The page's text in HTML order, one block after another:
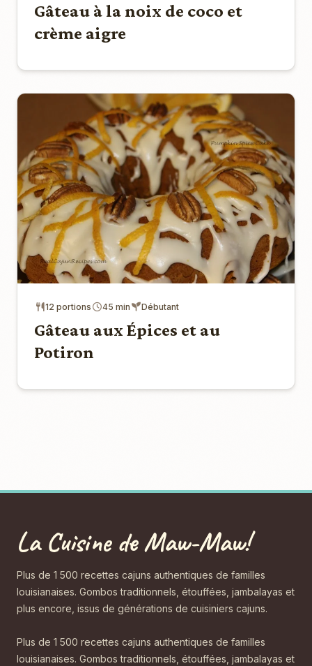
Gâteau à la noix de coco et
crème aigre
12 portions 45 min Débutant
Gâteau aux Épices et au
Potiron
La Cuisine de Maw-Maw!
Plus de 1 500 recettes cajuns authentiques de familles
louisianaises. Gombos traditionnels, étouffées, jambalayas et
plus encore, issus de générations de cuisiniers cajuns.
Plus de 1 500 recettes cajuns authentiques de familles
louisianaises. Gombos traditionnels, étouffées, jambalayas et